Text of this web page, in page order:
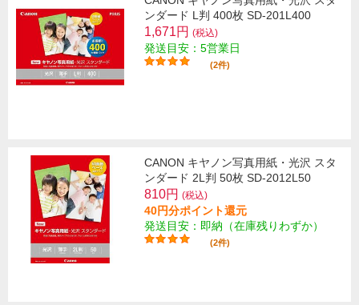
ンダード L判 400枚 SD-201L400
1,671円 (税込)
発送目安：5営業日
(2件)
CANON キヤノン写真用紙・光沢 スタ
ンダード 2L判 50枚 SD-2012L50
810円 (税込)
40円分ポイント還元
発送目安：即納（在庫残りわずか）
(2件)